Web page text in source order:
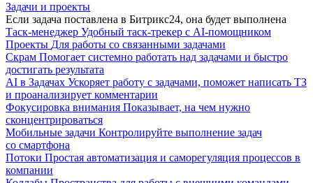
Задачи и проекты
Если задача поставлена в Битрикс24, она будет выполнена
Таск-менеджер Удобный таск-трекер с AI-помощником
Проекты Для работы со связанными задачами
Скрам Помогает системно работать над задачами и быстро
достигать результата
AI в Задачах Ускоряет работу с задачами, поможет написать ТЗ
и проанализирует комментарии
Фокусировка внимания Показывает, на чем нужно
сконцентрироваться
Мобильные задачи Контролируйте выполнение задач
со смартфона
Потоки Простая автоматизация и саморегуляция процессов в
компании